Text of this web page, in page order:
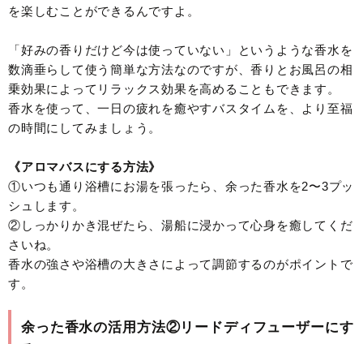
を楽しむことができるんですよ。
「好みの香りだけど今は使っていない」というような香水を
数滴垂らして使う簡単な方法なのですが、香りとお風呂の相
乗効果によってリラックス効果を高めることもできます。
香水を使って、一日の疲れを癒やすバスタイムを、より至福
の時間にしてみましょう。
《アロマバスにする方法》
①いつも通り浴槽にお湯を張ったら、余った香水を2〜3プッ
シュします。
②しっかりかき混ぜたら、湯船に浸かって心身を癒してくだ
さいね。
香水の強さや浴槽の大きさによって調節するのがポイントで
す。
余った香水の活用方法②リードディフューザーにす